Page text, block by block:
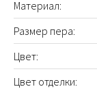
Материал:
Размер пера:
Цвет:
Цвет отделки: